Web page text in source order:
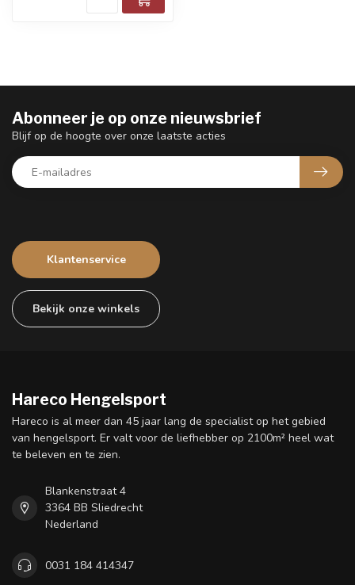
Klantenservice
Bekijk onze winkels
Abonneer je op onze nieuwsbrief
Blijf op de hoogte over onze laatste acties
Hareco Hengelsport
Hareco is al meer dan 45 jaar lang de specialist op het gebied
van hengelsport. Er valt voor de liefhebber op 2100m² heel wat
te beleven en te zien.
Blankenstraat 4
3364 BB Sliedrecht
Nederland
0031 184 414347